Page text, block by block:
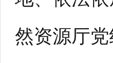
然资源厅